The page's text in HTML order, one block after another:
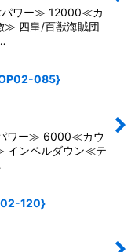
ワー≫ 12000≪カ
四皇/百獣海賊団
085}
ー≫ 6000≪カウ
ンペルダウン≪テ
120}